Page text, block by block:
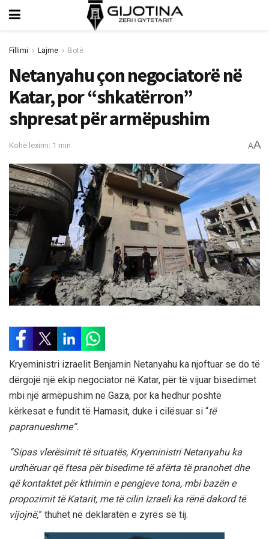
Fillimi Lajme Botë
Netanyahu çon negociatorë në
Katar, por “shkatërron”
shpresat për armëpushim
Kohë leximi: 1 min AA
Kryeministri izraelit Benjamin Netanyahu ka njoftuar se do të
dërgojë një ekip negociator në Katar, për të vijuar bisedimet
mbi një armëpushim në Gaza, por ka hedhur poshtë
kërkesat e fundit të Hamasit, duke i cilësuar si “të
papranueshme”.
“Sipas vlerësimit të situatës, Kryeministri Netanyahu ka
urdhëruar që ftesa për bisedime të afërta të pranohet dhe
që kontaktet për kthimin e pengjeve tona, mbi bazën e
propozimit të Katarit, me të cilin Izraeli ka rënë dakord të
vijojnë,” thuhet në deklaratën e zyrës së tij.